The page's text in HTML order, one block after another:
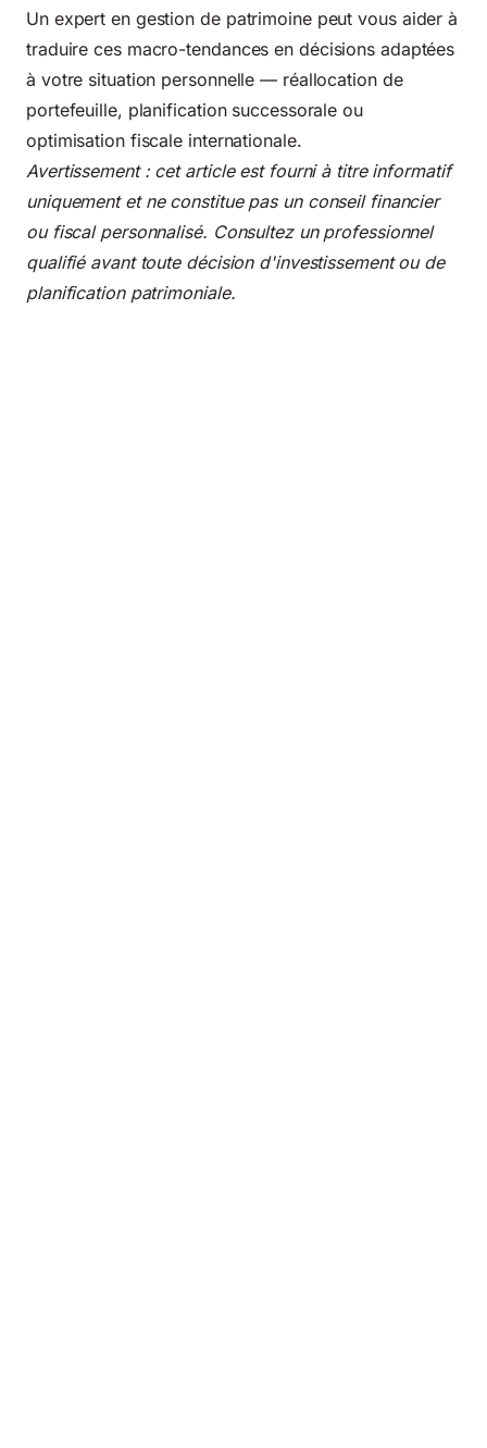
Un expert en gestion de patrimoinepeut vous aider à
traduire ces macro-tendances en décisions adaptées
à votre situation personnelle — réallocation de
portefeuille, planification successorale ou
optimisation fiscale internationale.
Avertissement : cet article est fourni à titre informatif
uniquement et ne constitue pas un conseil financier
ou fiscal personnalisé. Consultez un professionnel
qualifié avant toute décision d'investissement ou de
planification patrimoniale.